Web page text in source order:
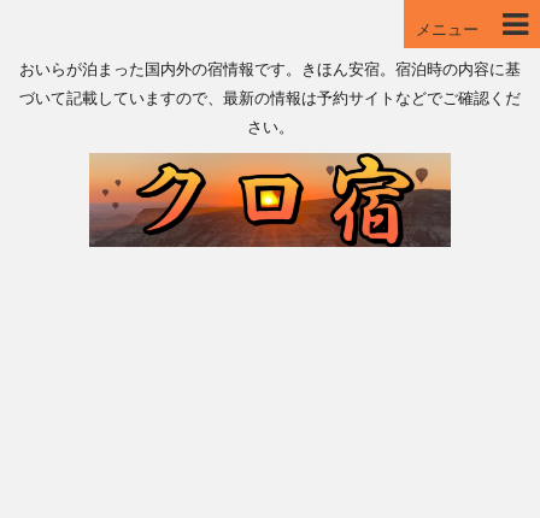
メニュー
おいらが泊まった国内外の宿情報です。きほん安宿。宿泊時の内容に基
づいて記載していますので、最新の情報は予約サイトなどでご確認くだ
さい。